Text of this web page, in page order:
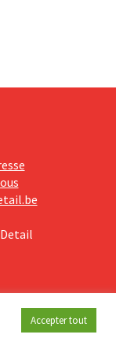
Accepter tout